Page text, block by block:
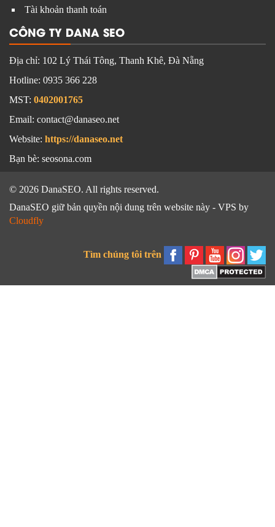
Tài khoản thanh toán
CÔNG TY DANA SEO
Địa chỉ: 102 Lý Thái Tông, Thanh Khê, Đà Nẵng
Hotline: 0935 366 228
MST: 0402001765
Email: contact@danaseo.net
Website: https://danaseo.net
Bạn bè: seosona.com
© 2026 DanaSEO. All rights reserved.
DanaSEO giữ bản quyền nội dung trên website này - VPS by
Cloudfly
Tìm chúng tôi trên